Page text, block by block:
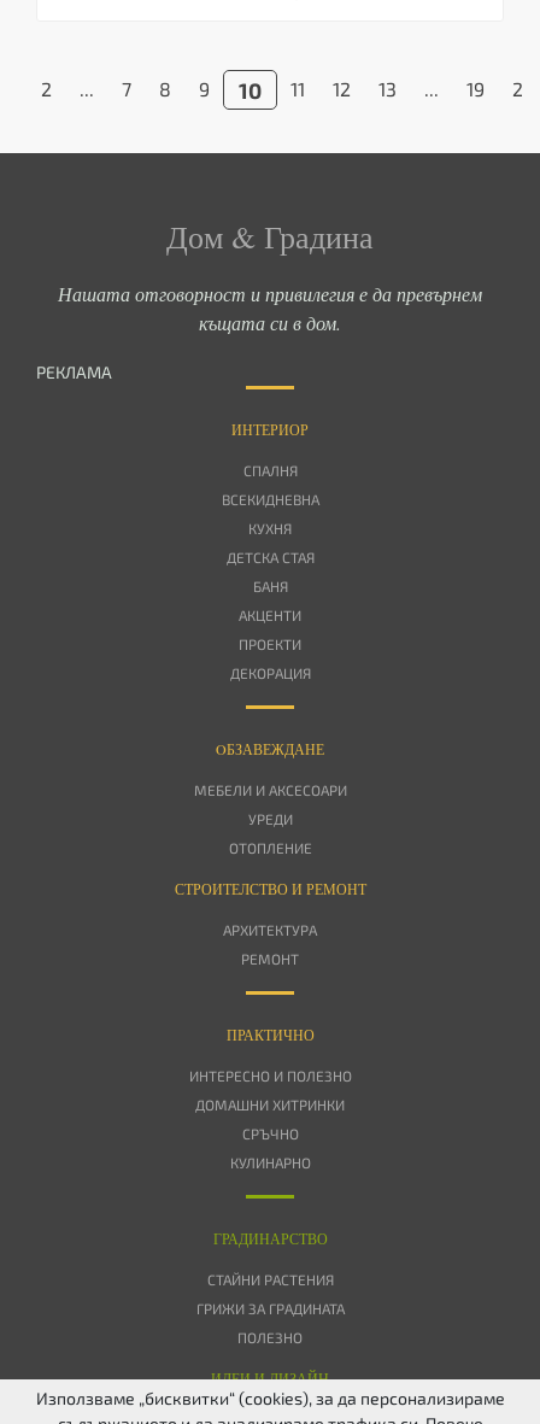
2 ... 7 8 9 10 11 12 13 ... 19 20
Дом & Градина
Нашата отговорност и привилегия е да превърнем
къщата си в дом.
РЕКЛАМА
ИНТЕРИОР
СПАЛНЯ
ВСЕКИДНЕВНА
КУХНЯ
ДЕТСКА СТАЯ
БАНЯ
АКЦЕНТИ
ПРОЕКТИ
ДЕКОРАЦИЯ
OБЗАВЕЖДАНЕ
МЕБЕЛИ И АКСЕСОАРИ
УРЕДИ
ОТОПЛЕНИЕ
СТРОИТЕЛСТВО И РЕМОНТ
АРХИТЕКТУРА
РЕМОНТ
ПРАКТИЧНО
ИНТЕРЕСНО И ПОЛЕЗНО
ДОМАШНИ ХИТРИНКИ
СРЪЧНО
КУЛИНАРНО
ГРАДИНАРСТВО
СТАЙНИ РАСТЕНИЯ
ГРИЖИ ЗА ГРАДИНАТА
ПОЛЕЗНО
ИДЕИ И ДИЗАЙН
Използваме „бисквитки“ (cookies), за да персонализираме